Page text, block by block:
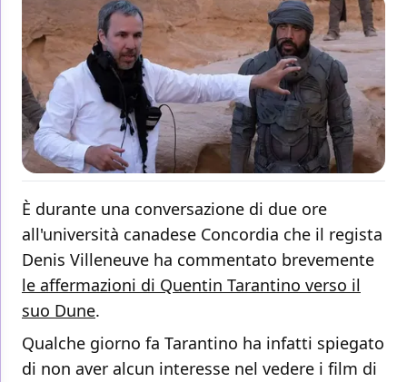
È durante una conversazione di due ore
all'università canadese Concordia che il regista
Denis Villeneuve ha commentato brevemente
le affermazioni di Quentin Tarantino verso il
suo Dune.
Qualche giorno fa Tarantino ha infatti spiegato
di non aver alcun interesse nel vedere i film di